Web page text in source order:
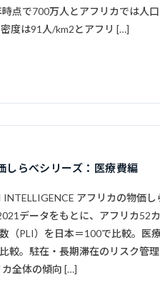
点で700万人とアフリカでは人
度は91人/km2とアフリ […]
しらべシリーズ：医療費編
アフリカの物価
データをもとに、アフリカ52
（PLI）を日本＝100で比較。医
較。駐在・長期滞在のリスク管理
カ全体の傾向 […]